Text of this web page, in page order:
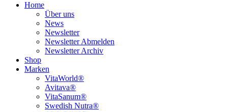
Home
Über uns
News
Newsletter
Newsletter Abmelden
Newsletter Archiv
Shop
Marken
VitaWorld®
Avitava®
VitaSanum®
Swedish Nutra®